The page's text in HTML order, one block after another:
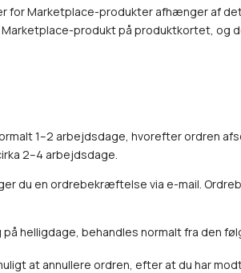
for Marketplace-produkter afhænger af
produkt på produktkortet, og
1–2 arbejdsdage, hvorefter ordren
2–4 arbejdsdage.
du en ordrebekræftelse via e-mail.
helligdage, behandles normalt fra den
at annullere ordren, efter at du har